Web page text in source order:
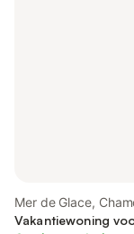
Mer de Glace,
Vakantiewoning